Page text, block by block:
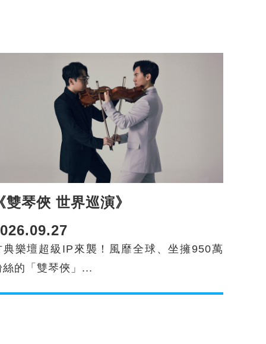
雙琴俠 世界巡演》
典樂壇超級IP來襲！風靡全球、坐擁950萬
絲的「雙琴俠」...